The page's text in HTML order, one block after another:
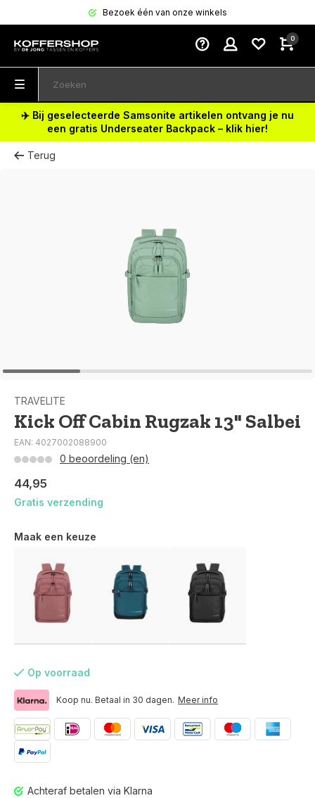
Bezoek één van onze winkels
0
✈️ Bij geselecteerde Samsonite artikelen ontvang je nu
een gratis Underseater Backpack – klik hier!
Terug
TRAVELITE
Kick Off Cabin Rugzak 13" Salbei
EAN: 4027002088900
0 beoordeling (en)
44,95
Gratis verzending
Maak een keuze
Op voorraad
Koop nu. Betaal in 30 dagen. Meer info
Achteraf betalen via Klarna